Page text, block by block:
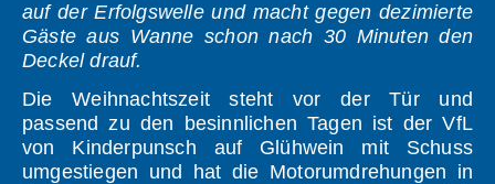
auf der Erfolgswelle und macht gegen dezimierte
Gäste aus Wanne schon nach 30 Minuten den
Deckel drauf.
Die Weihnachtszeit steht vor der Tür und
passend zu den besinnlichen Tagen ist der VfL
von Kinderpunsch auf Glühwein mit Schuss
umgestiegen und hat die Motorumdrehungen in